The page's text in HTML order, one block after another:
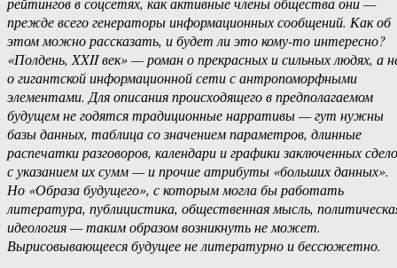
прежде всего генераторы информационных сообщений. Как об
этом можно рассказать, и будет ли это кому-то интересно?
«Полдень, XXII век» — роман о прекрасных и сильных людях, а
о гигантской информационной сети с антропоморфными
элементами. Для описания происходящего в предполагаемом
будущем не годятся традиционные нарративы — гут нужны
базы данных, таблица со значением параметров, длинные
распечатки разговоров, календари и графики заключенных
с указанием их сумм — и прочие атрибуты «больших данных».
Но «Образа будущего», с которым могла бы работать
литература, публицистика, общественная мысль,
идеология — таким образом возникнуть не может.
Вырисовывающееся будущее не литературно и бессюжетно.